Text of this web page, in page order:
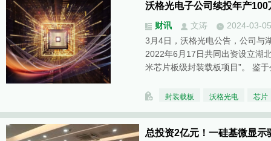
沃格光电子公司续投年产
财讯 文涛
2024-03-05
3月4日，沃格光电公告，公司与
2022年6月17日共同出资设立湖
米芯片板级封装载板项目”。 鉴
封装载板 沃格光电 芯片
总投资2亿元！一硅基微显示